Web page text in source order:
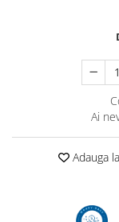
Ai
Adauga